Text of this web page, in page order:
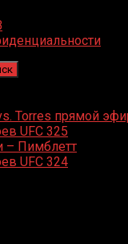
Torres прямой
UFC 325
– Пимблетт
UFC 324